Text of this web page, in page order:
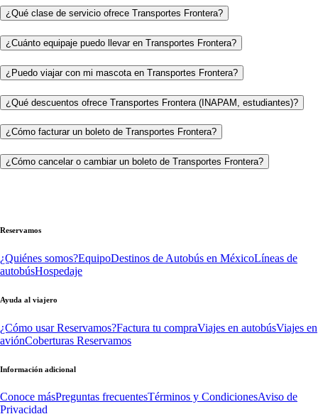
¿Qué clase de servicio ofrece Transportes Frontera?
¿Cuánto equipaje puedo llevar en Transportes Frontera?
¿Puedo viajar con mi mascota en Transportes Frontera?
¿Qué descuentos ofrece Transportes Frontera (INAPAM, estudiantes)?
¿Cómo facturar un boleto de Transportes Frontera?
¿Cómo cancelar o cambiar un boleto de Transportes Frontera?
Reservamos
¿Quiénes somos?EquipoDestinos de Autobús en MéxicoLíneas de
autobúsHospedaje
Ayuda al viajero
¿Cómo usar Reservamos?Factura tu compraViajes en autobúsViajes en
aviónCoberturas Reservamos
Información adicional
Conoce másPreguntas frecuentesTérminos y CondicionesAviso de
Privacidad